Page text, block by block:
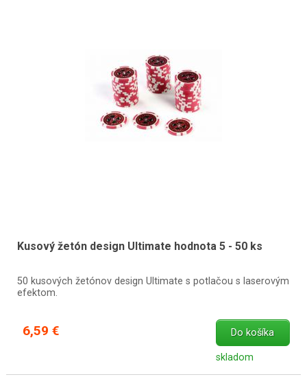
Kusový žetón design Ultimate hodnota 5 - 50 ks
50 kusových žetónov design Ultimate s potlačou s laserovým
efektom.
6,59 € Do košíka
skladom